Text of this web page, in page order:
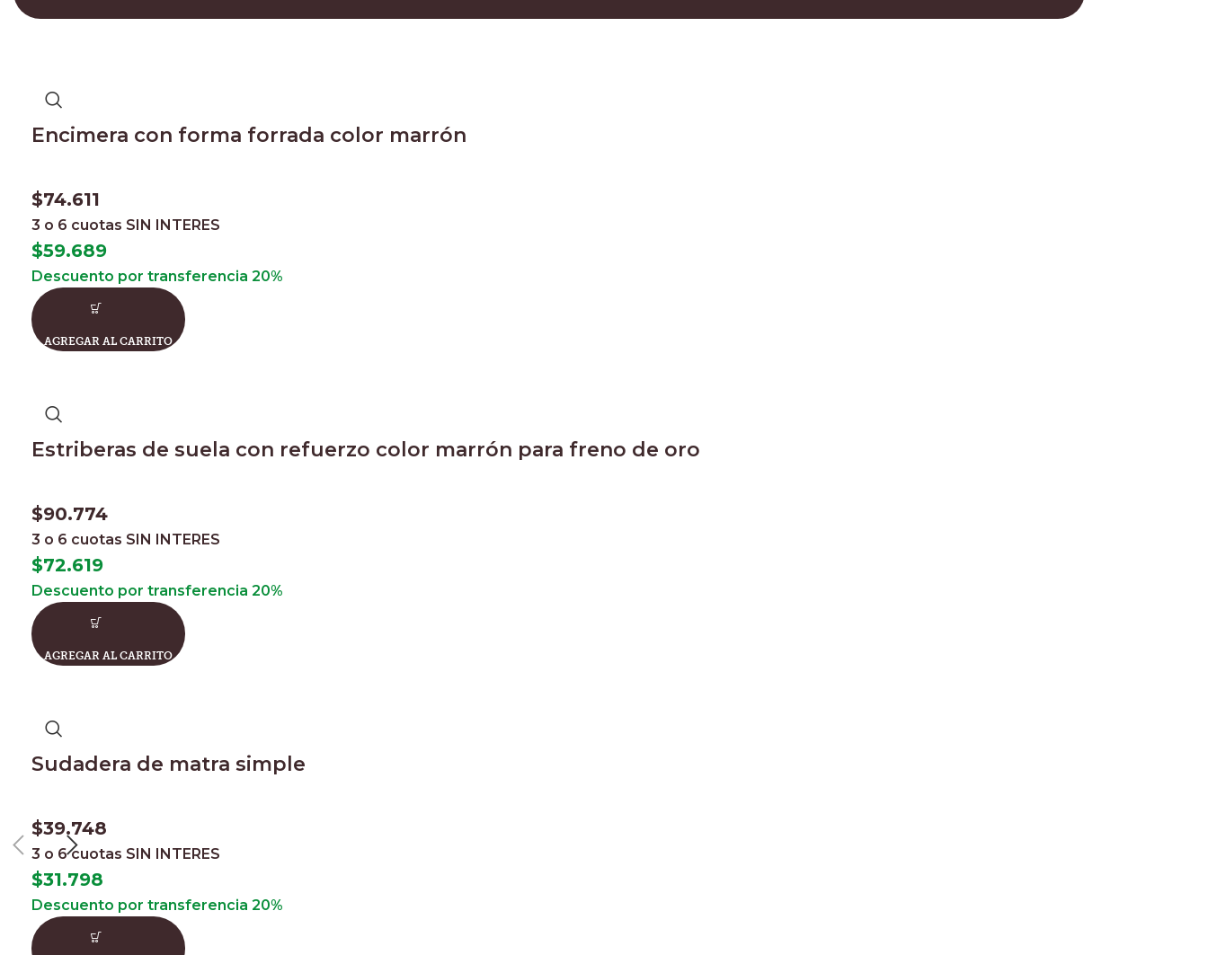
Encimera con forma forrada color marrón
$74.611
3 o 6 cuotas SIN INTERES
$59.689
Descuento por transferencia 20%
AGREGAR AL CARRITO
Estriberas de suela con refuerzo color marrón para freno de oro
$90.774
3 o 6 cuotas SIN INTERES
$72.619
Descuento por transferencia 20%
AGREGAR AL CARRITO
Sudadera de matra simple
$39.748
3 o 6 cuotas SIN INTERES
$31.798
Descuento por transferencia 20%